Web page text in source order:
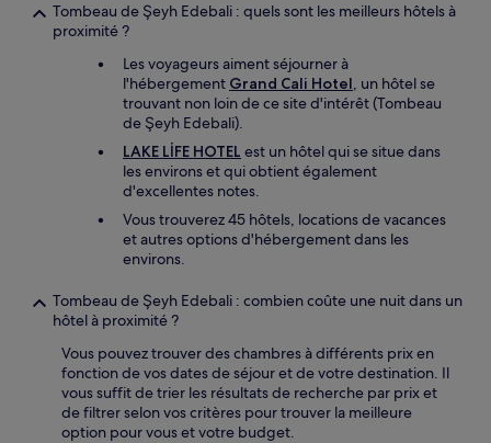
Tombeau de Şeyh Edebali : quels sont les meilleurs hôtels à
proximité ?
Les voyageurs aiment séjourner à
l'hébergement Grand Cali Hotel, un hôtel se
trouvant non loin de ce site d'intérêt (Tombeau
de Şeyh Edebali).
LAKE LİFE HOTEL est un hôtel qui se situe dans
les environs et qui obtient également
d'excellentes notes.
Vous trouverez 45 hôtels, locations de vacances
et autres options d'hébergement dans les
environs.
Tombeau de Şeyh Edebali : combien coûte une nuit dans un
hôtel à proximité ?
Vous pouvez trouver des chambres à différents prix en
fonction de vos dates de séjour et de votre destination. Il
vous suffit de trier les résultats de recherche par prix et
de filtrer selon vos critères pour trouver la meilleure
option pour vous et votre budget.